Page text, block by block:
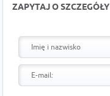
ZAPYTAJ O SZCZEGÓŁY